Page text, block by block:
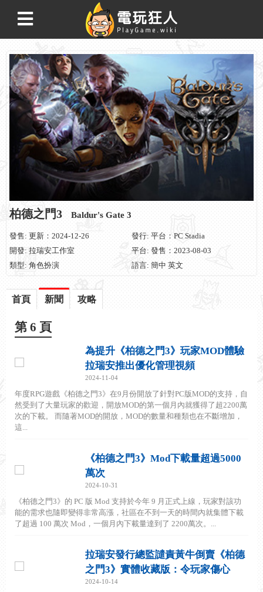
柏德之門3 Baldur's Gate 3
發售: 更新：2024-12-26
發行: 平台：PC Stadia
開發: 拉瑞安工作室
平台: 發售：2023-08-03
類型: 角色扮演
語言: 簡中 英文
首頁 新聞 攻略
第 6 頁
為提升《柏德之門3》玩家MOD體驗
拉瑞安推出優化管理視頻
2024-11-04
年度RPG遊戲《柏德之門3》在9月份開放了針對PC版MOD的支持，自
然受到了大量玩家的歡迎，開放MOD的第一個月內就獲得了超2200萬
次的下載。 而隨著MOD的開放，MOD的數量和種類也在不斷增加，
這...
《柏德之門3》Mod下載量超過5000
萬次
2024-10-31
《柏德之門3》的 PC 版 Mod 支持於今年 9 月正式上線，玩家對該功
能的需求也隨即變得非常高漲，社區在不到一天的時間內就集體下載
了超過 100 萬次 Mod，一個月內下載量達到了 2200萬次。...
拉瑞安發行總監譴責黃牛倒賣《柏德
之門3》實體收藏版：令玩家傷心
2024-10-14